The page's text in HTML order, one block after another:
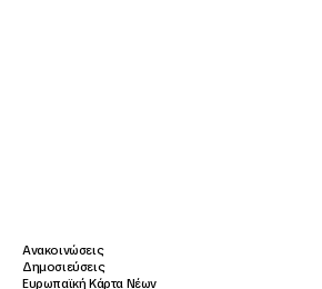
Ανακοινώσεις
Δημοσιεύσεις
Ευρωπαϊκή Κάρτα Νέων